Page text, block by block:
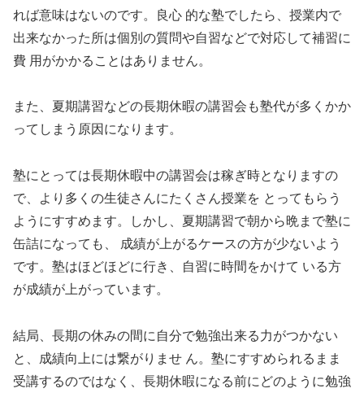
れば意味はないのです。良心 的な塾でしたら、授業内で
出来なかった所は個別の質問や自習などで対応して補習に
費 用がかかることはありません。
また、夏期講習などの長期休暇の講習会も塾代が多くかか
ってしまう原因になります。
塾にとっては長期休暇中の講習会は稼ぎ時となりますの
で、より多くの生徒さんにたくさん授業を とってもらう
ようにすすめます。しかし、夏期講習で朝から晩まで塾に
缶詰になっても、 成績が上がるケースの方が少ないよう
です。塾はほどほどに行き、自習に時間をかけて いる方
が成績が上がっています。
結局、長期の休みの間に自分で勉強出来る力がつかない
と、成績向上には繋がりませ ん。塾にすすめられるまま
受講するのではなく、長期休暇になる前にどのように勉強